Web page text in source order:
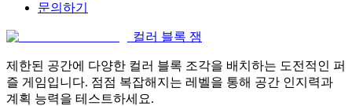
문의하기
컬러 블록 잼
제한된 공간에 다양한 컬러 블록 조각을 배치하는 도전적인 퍼
즐 게임입니다. 점점 복잡해지는 레벨을 통해 공간 인지력과
계획 능력을 테스트하세요.